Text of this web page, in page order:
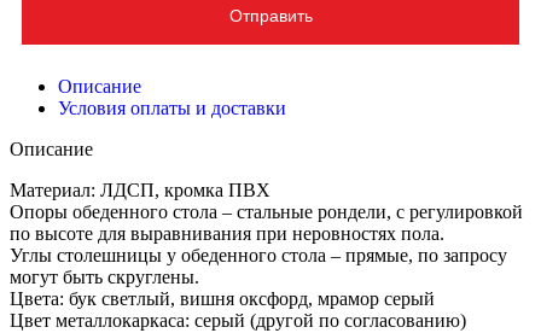
Отправить
Описание
Условия оплаты и доставки
Описание
Материал: ЛДСП, кромка ПВХ
Опоры обеденного стола – стальные рондели, с регулировкой
по высоте для выравнивания при неровностях пола.
Углы столешницы у обеденного стола – прямые, по запросу
могут быть скруглены.
Цвета: бук светлый, вишня оксфорд, мрамор серый
Цвет металлокаркаса: серый (другой по согласованию)